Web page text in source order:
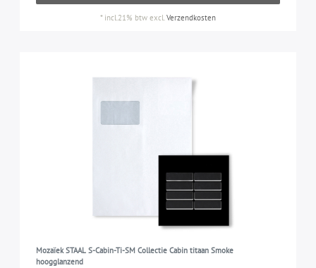
* incl.21% btw excl.Verzendkosten
Mozaïek STAAL S-Cabin-Ti-SM Collectie Cabin titaan Smoke
hoogglanzend